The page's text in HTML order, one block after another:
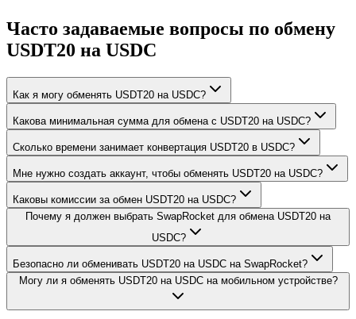
Часто задаваемые вопросы по обмену
USDT20 на USDC
Как я могу обменять USDT20 на USDC?
Какова минимальная сумма для обмена с USDT20 на USDC?
Сколько времени занимает конвертация USDT20 в USDC?
Мне нужно создать аккаунт, чтобы обменять USDT20 на USDC?
Каковы комиссии за обмен USDT20 на USDC?
Почему я должен выбрать SwapRocket для обмена USDT20 на
USDC?
Безопасно ли обменивать USDT20 на USDC на SwapRocket?
Могу ли я обменять USDT20 на USDC на мобильном устройстве?